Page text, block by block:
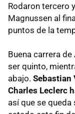
Rodaron tercero
Magnussen al
puntos de la
Buena carrera
ser quinto,
abajo. Sebastian
Charles Leclerc
así que se